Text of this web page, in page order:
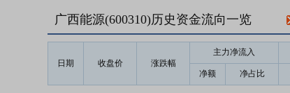
广西能源(600310)历史资金流向一览
日期 收盘价 涨跌幅
主力净流入
净额 净占比